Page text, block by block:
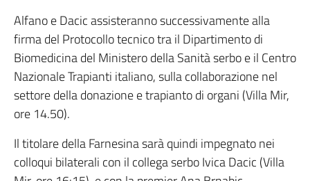
Alfano e Dacic assisteranno successivamente alla
firma del Protocollo tecnico tra il Dipartimento di
Biomedicina del Ministero della Sanità serbo e il Centro
Nazionale Trapianti italiano, sulla collaborazione nel
settore della donazione e trapianto di organi (Villa Mir,
ore 14.50).
Il titolare della Farnesina sarà quindi impegnato nei
colloqui bilaterali con il collega serbo Ivica Dacic (Villa